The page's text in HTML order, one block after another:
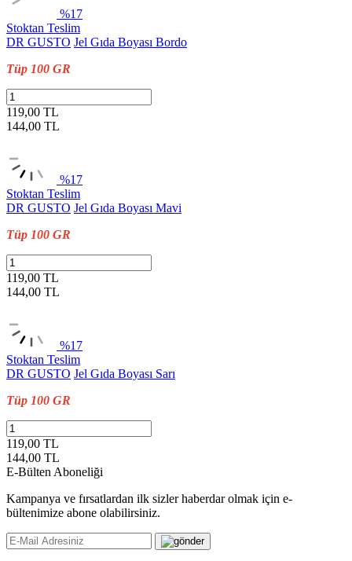
%17
Stoktan Teslim
DR GUSTO Jel Gıda Boyası Bordo
Tüp 100 GR
119,00 TL
144,00 TL
%17
Stoktan Teslim
DR GUSTO Jel Gıda Boyası Mavi
Tüp 100 GR
119,00 TL
144,00 TL
%17
Stoktan Teslim
DR GUSTO Jel Gıda Boyası Sarı
Tüp 100 GR
119,00 TL
144,00 TL
E-Bülten Aboneliği
Kampanya ve fırsatlardan ilk sizler haberdar olmak için e-
bültenimize abone olabilirsiniz.